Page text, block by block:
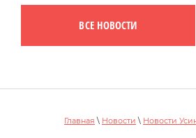
ВСЕ НОВОСТИ
Главная \ Новости \ Новости